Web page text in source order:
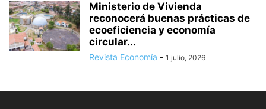
Ministerio de Vivienda
reconocerá buenas prácticas de
ecoeficiencia y economía
circular...
Revista Economía - 1 julio, 2026